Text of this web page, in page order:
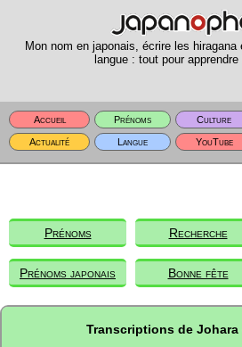
Mon nom en japonais, écrire les
langue : tout pour
Accueil Prénoms Culture
Actualité
Langue YouTube
Prénoms Recherche
Prénoms japonais Bonne fête
Transcriptions de